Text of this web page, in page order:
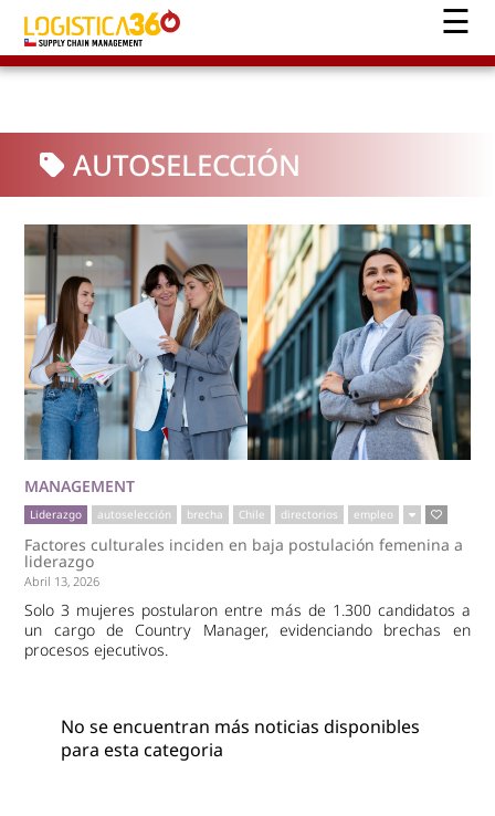
AUTOSELECCIÓN
MANAGEMENT
Liderazgo autoselección brecha Chile directorios empleo
Factores culturales inciden en baja postulación femenina a
liderazgo
Abril 13, 2026
Solo 3 mujeres postularon entre más de 1.300 candidatos a
un cargo de Country Manager, evidenciando brechas en
procesos ejecutivos.
No se encuentran más noticias disponibles
para esta categoria